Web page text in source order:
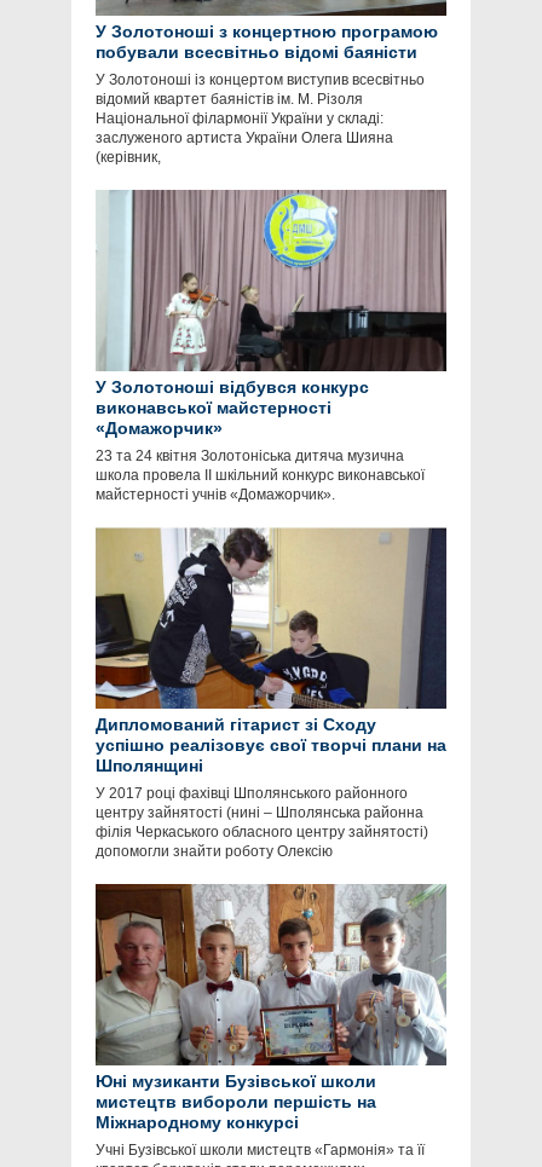
У Золотоноші з концертною програмою
побували всесвітньо відомі баяністи
У Золотоноші із концертом виступив всесвітньо
відомий квартет баяністів ім. М. Різоля
Національної філармонії України у складі:
заслуженого артиста України Олега Шияна
(керівник,
У Золотоноші відбувся конкурс
виконавської майстерності
«Домажорчик»
23 та 24 квітня Золотоніська дитяча музична
школа провела II шкільний конкурс виконавської
майстерності учнів «Домажорчик».
Дипломований гітарист зі Сходу
успішно реалізовує свої творчі плани на
Шполянщині
У 2017 році фахівці Шполянського районного
центру зайнятості (нині – Шполянська районна
філія Черкаського обласного центру зайнятості)
допомогли знайти роботу Олексію
Юні музиканти Бузівської школи
мистецтв вибороли першість на
Міжнародному конкурсі
Учні Бузівської школи мистецтв «Гармонія» та її